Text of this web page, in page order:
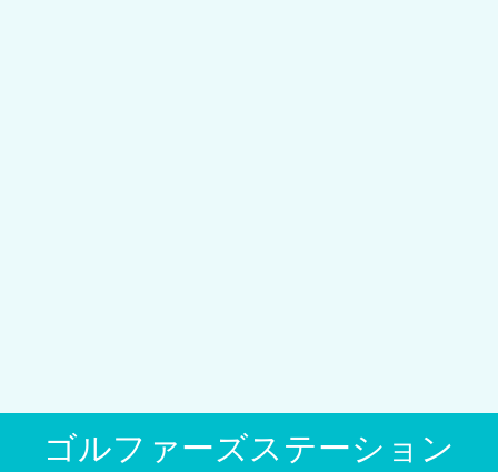
ゴルファーズステーション